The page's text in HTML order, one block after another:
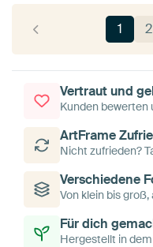
1 2
Vertraut und
Kunden bewerten
ArtFrame
Nicht zufrieden?
Verschiedene
Von klein bis
Für dich
Hergestellt in